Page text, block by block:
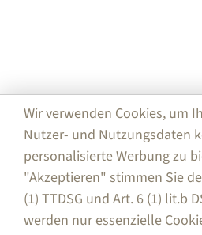
Wir verwenden Cookies, um
Nutzer- und Nutzungsdaten
personalisierte Werbung zu
"Akzeptieren" stimmen Sie
(1) TTDSG und Art. 6 (1) lit.b
werden nur essenzielle